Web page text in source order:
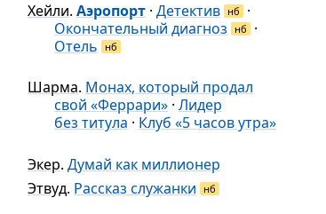
Хейли. Аэропорт · Детектив нб
·
Окончательный диагноз
нб
·
Отель
нб
Шарма. Монах, который продал
свой «Феррари» · Лидер
без титула · Клуб «5 часов утра»
Экер. Думай как миллионер
Этвуд. Рассказ служанки нб